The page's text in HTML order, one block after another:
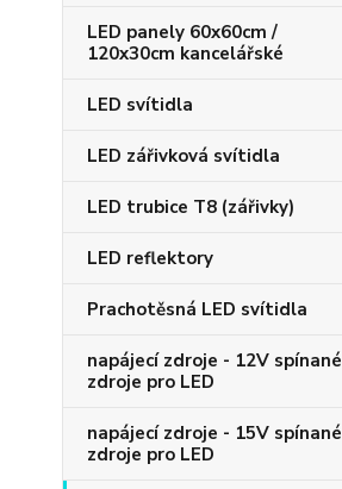
LED panely 60x60cm /
120x30cm kancelářské
LED svítidla
LED zářivková svítidla
LED trubice T8 (zářivky)
LED reflektory
Prachotěsná LED svítidla
napájecí zdroje - 12V spínané
zdroje pro LED
napájecí zdroje - 15V spínané
zdroje pro LED